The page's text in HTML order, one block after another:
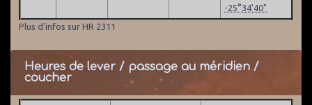
-25°34'40"
Plus d'infos sur HR 2311
Heures de lever / passage au méridien /
coucher